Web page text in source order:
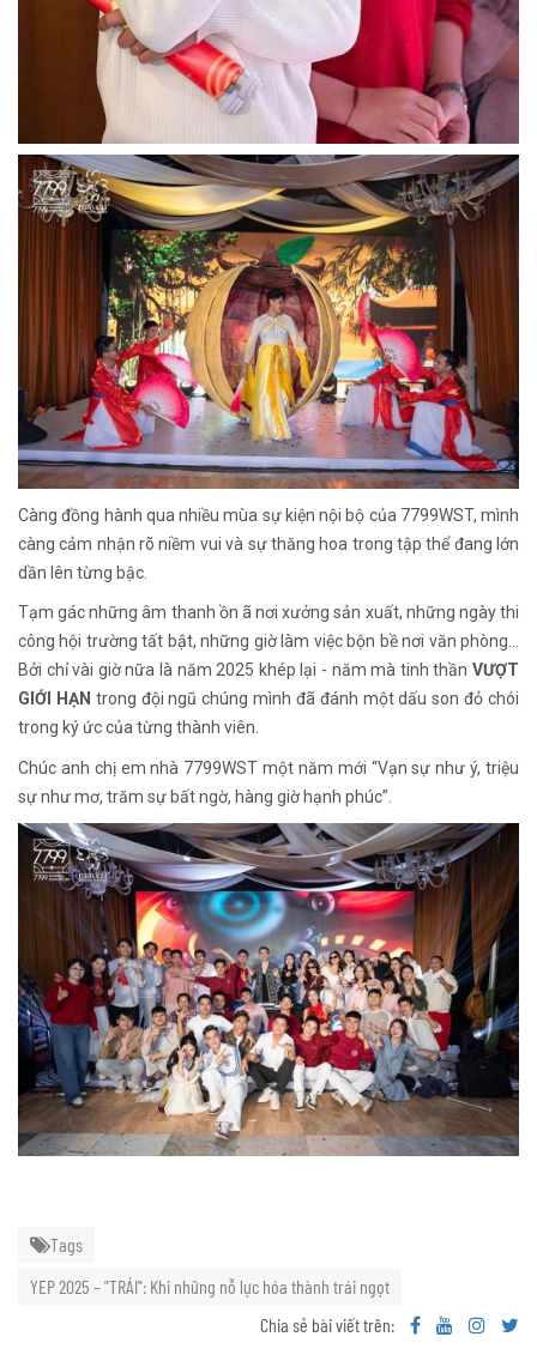
Càng đồng hành qua nhiều mùa sự kiện nội bộ của 7799WST, mình
càng cảm nhận rõ niềm vui và sự thăng hoa trong tập thể đang lớn
dần lên từng bậc.
Tạm gác những âm thanh ồn ã nơi xưởng sản xuất, những ngày thi
công hội trường tất bật, những giờ làm việc bộn bề nơi văn phòng…
Bởi chỉ vài giờ nữa là năm 2025 khép lại - năm mà tinh thần VƯỢT
GIỚI HẠN trong đội ngũ chúng mình đã đánh một dấu son đỏ chói
trong ký ức của từng thành viên.
Chúc anh chị em nhà 7799WST một năm mới “Vạn sự như ý, triệu
sự như mơ, trăm sự bất ngờ, hàng giờ hạnh phúc”.
Tags
YEP 2025 – "TRÁI": Khi những nỗ lực hóa thành trái ngọt
Chia sẻ bài viết trên: